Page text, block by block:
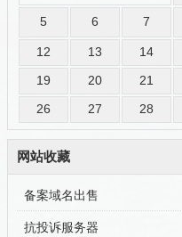
5 6 7
12 13 14
19
20 21
26
27 28
网站收藏
备案域名出售
抗投诉服务器